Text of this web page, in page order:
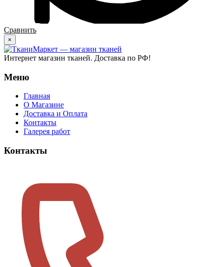
Сравнить
×
Интернет магазин тканей. Доставка по РФ!
Меню
Главная
О Магазине
Доставка и Оплата
Контакты
Галерея работ
Контакты